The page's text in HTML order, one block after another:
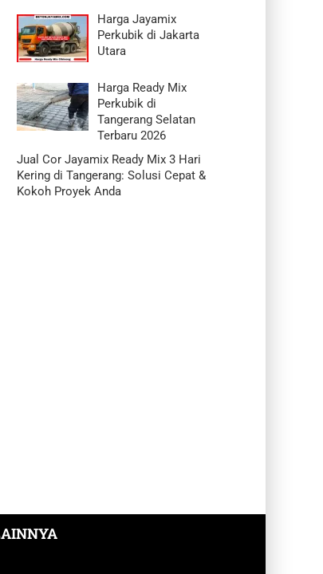
Harga Jayamix
Perkubik di Jakarta
Utara
Harga Ready Mix
Perkubik di
Tangerang Selatan
Terbaru 2026
Jual Cor Jayamix Ready Mix 3 Hari
Kering di Tangerang: Solusi Cepat &
Kokoh Proyek Anda